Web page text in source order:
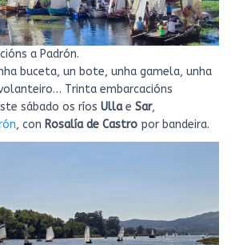
a Padrón.
buceta, un bote, unha gamela, unha
Trinta embarcacións
sábado os ríos Ullae Sar,
, con Rosalía de Castro por bandeira.